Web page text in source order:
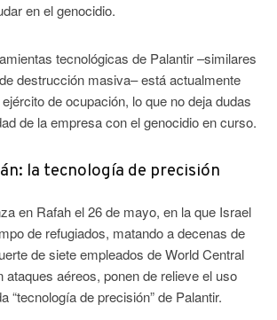
en el genocidio.
tecnológicas de Palantir –similares
destrucción masiva– está actualmente
de ocupación, lo que no deja dudas
de la empresa con el genocidio en curso.
la tecnología de precisión
en Rafah el 26 de mayo, en la que Israel
de refugiados, matando a decenas de
de siete empleados de World Central
ataques aéreos, ponen de relieve el uso
“tecnología de precisión” de Palantir.